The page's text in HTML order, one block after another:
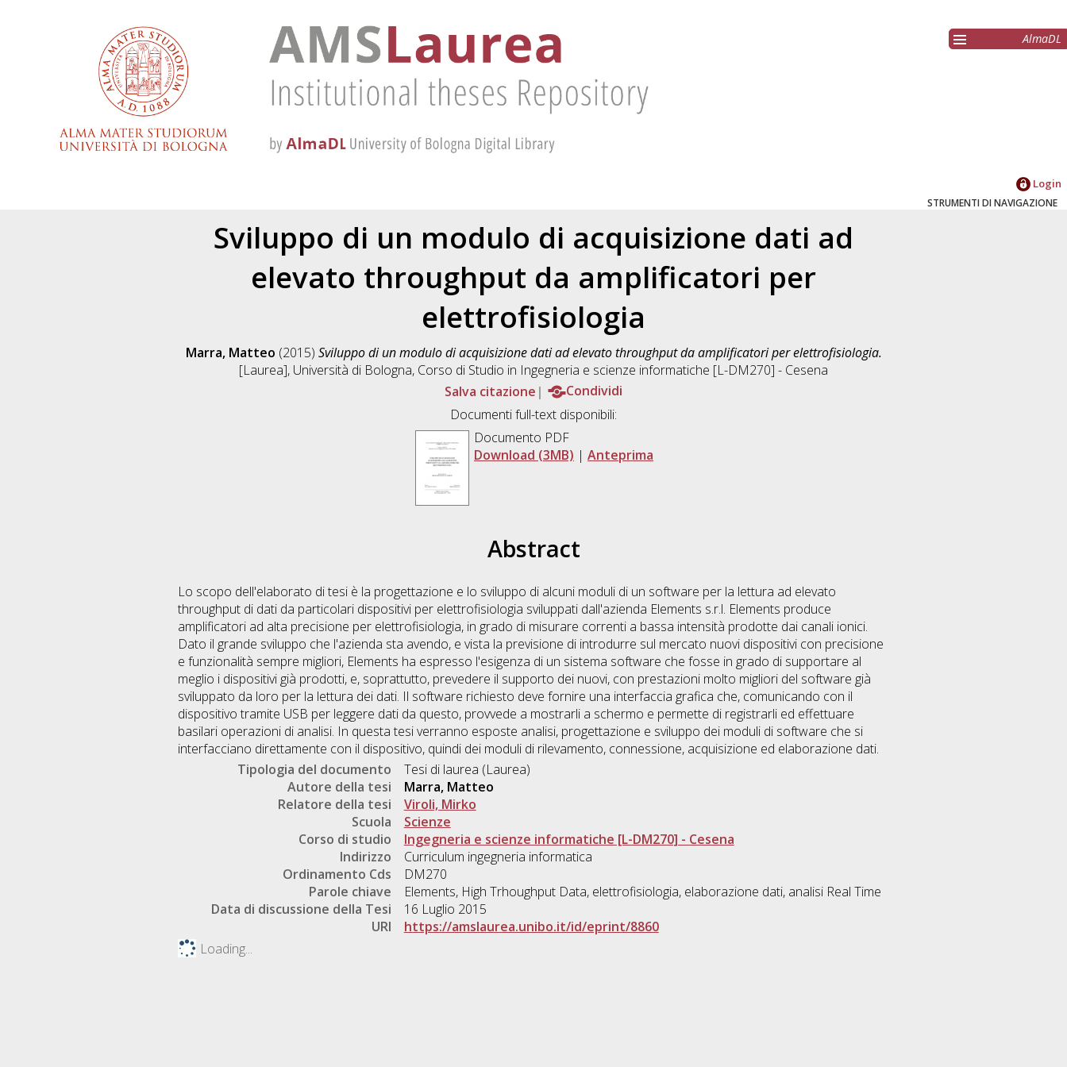
AlmaDL
Login
STRUMENTI DI NAVIGAZIONE
Sviluppo di un modulo di acquisizione dati ad
elevato throughput da amplificatori per
elettrofisiologia
Marra, Matteo (2015) Sviluppo di un modulo di acquisizione dati ad elevato throughput da amplificatori per elettrofisiologia.
[Laurea], Università di Bologna, Corso di Studio in Ingegneria e scienze informatiche [L-DM270] - Cesena
Salva citazione
Condividi
Documenti full-text disponibili:
Documento PDF
Download (3MB) | Anteprima
Abstract
Lo scopo dell'elaborato di tesi è la progettazione e lo sviluppo di alcuni moduli di un software per la lettura ad elevato
throughput di dati da particolari dispositivi per elettrofisiologia sviluppati dall'azienda Elements s.r.l. Elements produce
amplificatori ad alta precisione per elettrofisiologia, in grado di misurare correnti a bassa intensità prodotte dai canali ionici.
Dato il grande sviluppo che l'azienda sta avendo, e vista la previsione di introdurre sul mercato nuovi dispositivi con precisione
e funzionalità sempre migliori, Elements ha espresso l'esigenza di un sistema software che fosse in grado di supportare al
meglio i dispositivi già prodotti, e, soprattutto, prevedere il supporto dei nuovi, con prestazioni molto migliori del software già
sviluppato da loro per la lettura dei dati. Il software richiesto deve fornire una interfaccia grafica che, comunicando con il
dispositivo tramite USB per leggere dati da questo, provvede a mostrarli a schermo e permette di registrarli ed effettuare
basilari operazioni di analisi. In questa tesi verranno esposte analisi, progettazione e sviluppo dei moduli di software che si
interfacciano direttamente con il dispositivo, quindi dei moduli di rilevamento, connessione, acquisizione ed elaborazione dati.
Tipologia del documento
Tesi di laurea (Laurea)
Autore della tesi
Marra, Matteo
Relatore della tesi
Viroli, Mirko
Scuola
Scienze
Corso di studio
Ingegneria e scienze informatiche [L-DM270] - Cesena
Indirizzo
Curriculum ingegneria informatica
Ordinamento Cds
DM270
Parole chiave
Elements, High Trhoughput Data, elettrofisiologia, elaborazione dati, analisi Real Time
Data di discussione della Tesi
16 Luglio 2015
URI
https://amslaurea.unibo.it/id/eprint/8860
Loading...